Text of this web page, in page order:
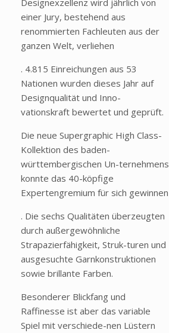
Designexzellenz wird jährlich von
einer Jury, bestehend aus
renommierten Fachleuten aus der
ganzen Welt, verliehen
. 4.815 Einreichungen aus 53
Nationen wurden dieses Jahr auf
Designqualität und Inno-
vationskraft bewertet und geprüft.
Die neue Supergraphic High Class-
Kollektion des baden-
württembergischen Un-ternehmens
konnte das 40-köpfige
Expertengremium für sich gewinnen
. Die sechs Qualitäten überzeugten
durch außergewöhnliche
Strapazierfähigkeit, Struk-turen und
ausgesuchte Garnkonstruktionen
sowie brillante Farben.
Besonderer Blickfang und
Raffinesse ist aber das variable
Spiel mit verschiede-nen Lüstern